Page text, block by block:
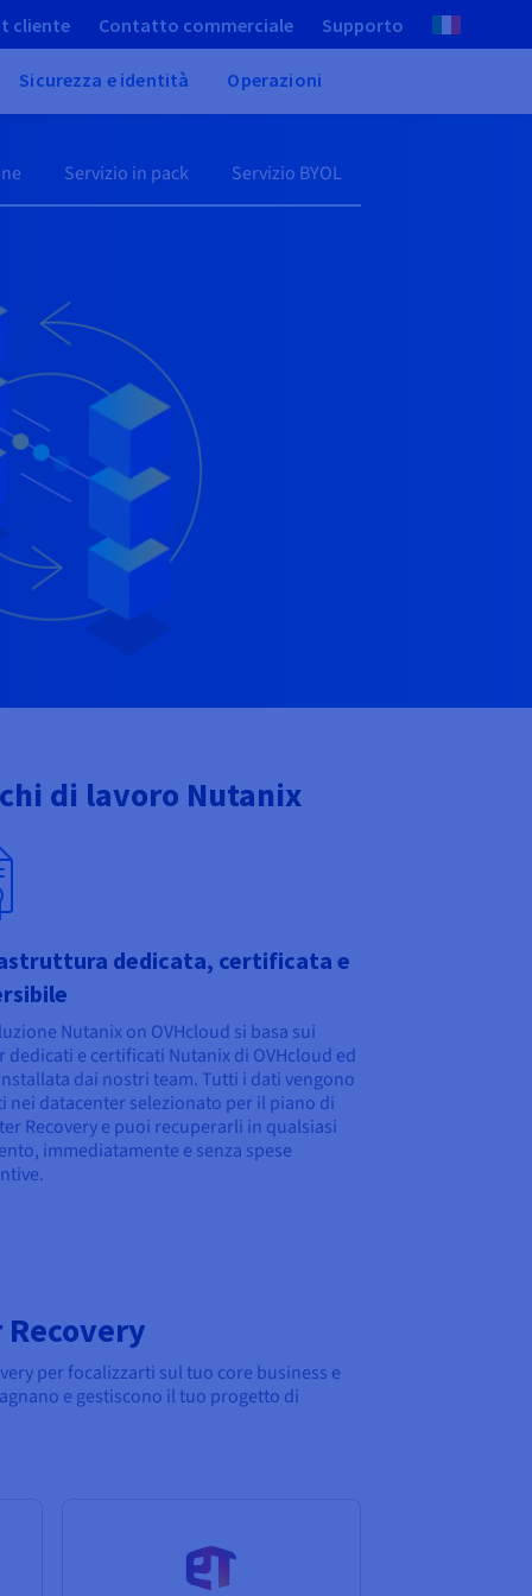
cliente Contatto commerciale Supporto
Sicurezza e identità Operazioni
Servizio in pack Servizio BYOL
di lavoro Nutanix
dedicata, certificata e
Nutanix on OVHcloud si basa sui
dedicati e certificati Nutanix di OVHcloud ed
dai nostri team. Tutti i dati vengono
nei datacenter selezionato per il piano di
Recovery e puoi recuperarli in qualsiasi
immediatamente e senza spese
per focalizzarti sul tuo core business e
e gestiscono il tuo progetto di